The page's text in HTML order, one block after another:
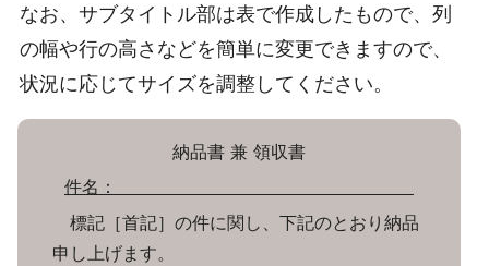
なお、サブタイトル部は表で作成したもので、列
の幅や行の高さなどを簡単に変更できますので、
状況に応じてサイズを調整してください。
納品書 兼 領収書
件名：
標記［首記］の件に関し、下記のとおり納品
申し上げます。